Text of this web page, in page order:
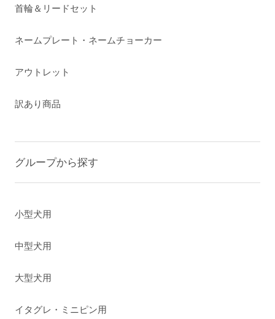
首輪＆リードセット
ネームプレート・ネームチョーカー
アウトレット
訳あり商品
グループから探す
小型犬用
中型犬用
大型犬用
イタグレ・ミニピン用